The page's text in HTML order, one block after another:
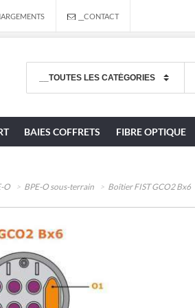
__CONTACT
BAIES COFFRETS FIBRE OPTIQUE
O BPE-O sous-terrain Boîtier FIST GCO2 Bx6